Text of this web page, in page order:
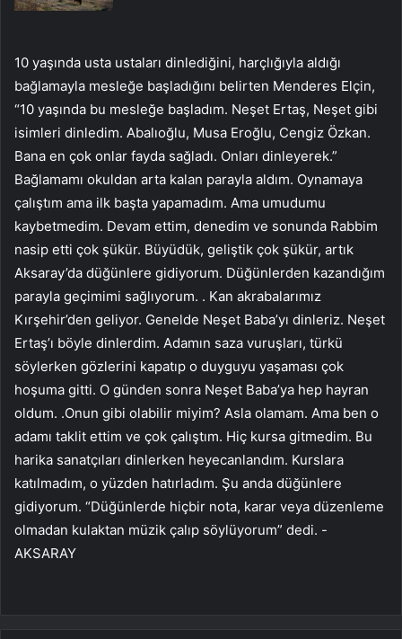
10 yaşında usta ustaları dinlediğini, harçlığıyla aldığı
bağlamayla mesleğe başladığını belirten Menderes Elçin,
“10 yaşında bu mesleğe başladım. Neşet Ertaş, Neşet gibi
isimleri dinledim. Abalıoğlu, Musa Eroğlu, Cengiz Özkan.
Bana en çok onlar fayda sağladı. Onları dinleyerek.”
Bağlamamı okuldan arta kalan parayla aldım. Oynamaya
çalıştım ama ilk başta yapamadım. Ama umudumu
kaybetmedim. Devam ettim, denedim ve sonunda Rabbim
nasip etti çok şükür. Büyüdük, geliştik çok şükür, artık
Aksaray’da düğünlere gidiyorum. Düğünlerden kazandığım
parayla geçimimi sağlıyorum. . Kan akrabalarımız
Kırşehir’den geliyor. Genelde Neşet Baba’yı dinleriz. Neşet
Ertaş’ı böyle dinlerdim. Adamın saza vuruşları, türkü
söylerken gözlerini kapatıp o duyguyu yaşaması çok
hoşuma gitti. O günden sonra Neşet Baba’ya hep hayran
oldum. .Onun gibi olabilir miyim? Asla olamam. Ama ben o
adamı taklit ettim ve çok çalıştım. Hiç kursa gitmedim. Bu
harika sanatçıları dinlerken heyecanlandım. Kurslara
katılmadım, o yüzden hatırladım. Şu anda düğünlere
gidiyorum. “Düğünlerde hiçbir nota, karar veya düzenleme
olmadan kulaktan müzik çalıp söylüyorum” dedi. -
AKSARAY